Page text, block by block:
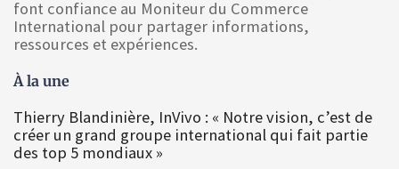
font confiance au Moniteur du Commerce
International pour partager informations,
ressources et expériences.
À la une
Thierry Blandinière, InVivo : « Notre vision, c’est de
créer un grand groupe international qui fait partie
des top 5 mondiaux »